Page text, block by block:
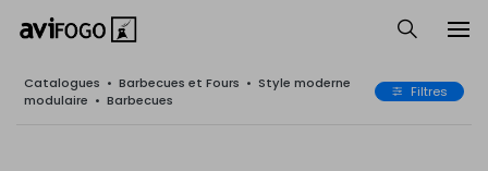
Catalogues • Barbecues et Fours • Style moderne
modulaire • Barbecues Filtres